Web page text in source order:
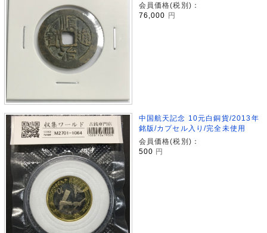
会員価格(税別)：
76,000 円
中国航天記念 10元白銅貨/2013年
銘版/カプセル入り/完全未使用
会員価格(税別)：
500 円